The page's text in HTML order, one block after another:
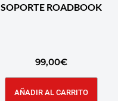
SOPORTE ROADBOOK
99,00€
AÑADIR AL CARRITO